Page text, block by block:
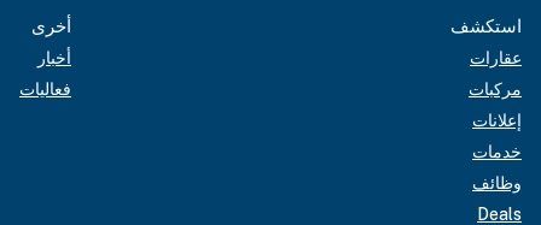
استكشف
عقارات
مركبات
إعلانات
خدمات
وظائف
Deals
أخرى
أخبار
فعاليات